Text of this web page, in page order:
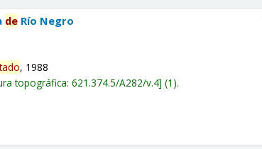
de Río Negro
, 1988
topográfica:621.374.5/A282/v.4 (1).